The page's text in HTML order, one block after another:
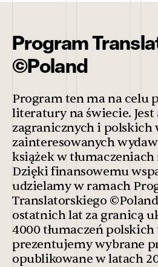
Program
©Poland
Program ten ma na celu
literatury na świecie. Jest
zagranicznych i polskich
zainteresowanych
książek w
Dzięki finansowemu
udzielamy w ramach
Translatorskiego
ostatnich lat za granicą
4000 tłumaczeń
prezentujemy wybrane
opublikowane w latach